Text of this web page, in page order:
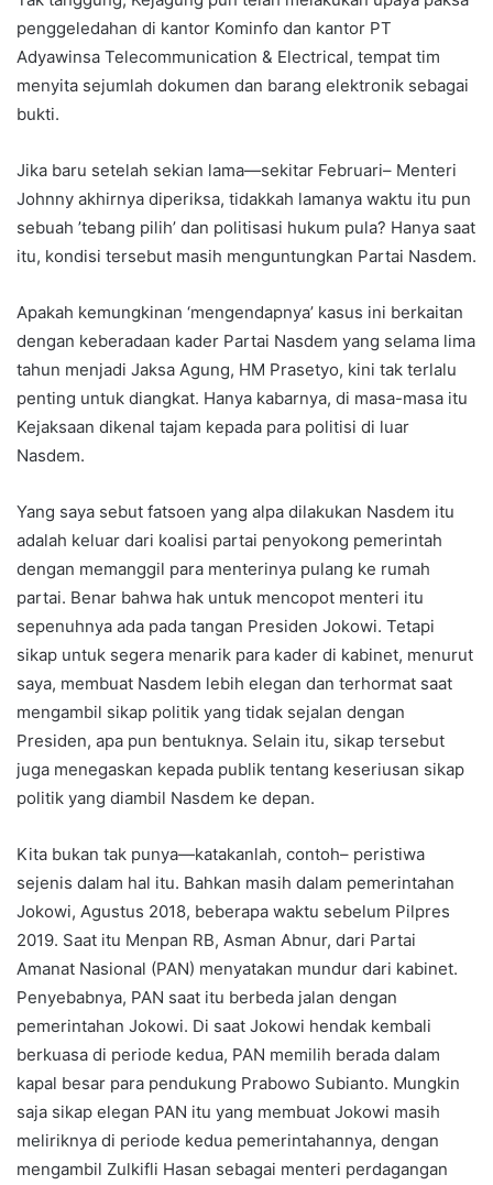
penggeledahan di kantor Kominfo dan kantor PT
Adyawinsa Telecommunication & Electrical, tempat tim
menyita sejumlah dokumen dan barang elektronik sebagai
bukti.
Jika baru setelah sekian lama—sekitar Februari– Menteri
Johnny akhirnya diperiksa, tidakkah lamanya waktu itu pun
sebuah ’tebang pilih’ dan politisasi hukum pula? Hanya saat
itu, kondisi tersebut masih menguntungkan Partai Nasdem.
Apakah kemungkinan ‘mengendapnya’ kasus ini berkaitan
dengan keberadaan kader Partai Nasdem yang selama lima
tahun menjadi Jaksa Agung, HM Prasetyo, kini tak terlalu
penting untuk diangkat. Hanya kabarnya, di masa-masa itu
Kejaksaan dikenal tajam kepada para politisi di luar
Nasdem.
Yang saya sebut fatsoen yang alpa dilakukan Nasdem itu
adalah keluar dari koalisi partai penyokong pemerintah
dengan memanggil para menterinya pulang ke rumah
partai. Benar bahwa hak untuk mencopot menteri itu
sepenuhnya ada pada tangan Presiden Jokowi. Tetapi
sikap untuk segera menarik para kader di kabinet, menurut
saya, membuat Nasdem lebih elegan dan terhormat saat
mengambil sikap politik yang tidak sejalan dengan
Presiden, apa pun bentuknya. Selain itu, sikap tersebut
juga menegaskan kepada publik tentang keseriusan sikap
politik yang diambil Nasdem ke depan.
Kita bukan tak punya—katakanlah, contoh– peristiwa
sejenis dalam hal itu. Bahkan masih dalam pemerintahan
Jokowi, Agustus 2018, beberapa waktu sebelum Pilpres
2019. Saat itu Menpan RB, Asman Abnur, dari Partai
Amanat Nasional (PAN) menyatakan mundur dari kabinet.
Penyebabnya, PAN saat itu berbeda jalan dengan
pemerintahan Jokowi. Di saat Jokowi hendak kembali
berkuasa di periode kedua, PAN memilih berada dalam
kapal besar para pendukung Prabowo Subianto. Mungkin
saja sikap elegan PAN itu yang membuat Jokowi masih
meliriknya di periode kedua pemerintahannya, dengan
mengambil Zulkifli Hasan sebagai menteri perdagangan